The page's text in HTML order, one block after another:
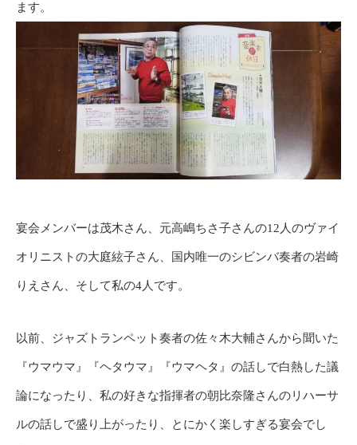
ます。
宴会メンバーは茂木さん、元高嶋ちさ子さんの12人のヴァイ
オリニストの大庭絃子さん、国内唯一のシビンバ奏者の岩崎
りえさん、そして私の4人です。
以前、ジャズトランペット奏者の佐々木大輔さんから聞いた
『ウマウマ』『ヘタウマ』『ウマヘタ』の話しで白熱した議
論になったり、私の好きな指揮者の朝比奈隆さんのリハーサ
ルの話しで盛り上がったり、とにかく楽しすぎる宴会でし